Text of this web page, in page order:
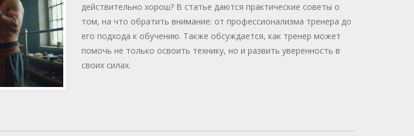
действительно хорош? В статье даются практические советы о
том, на что обратить внимание: от профессионализма тренера до
его подхода к обучению. Также обсуждается, как тренер может
помочь не только освоить технику, но и развить уверенность в
своих силах.